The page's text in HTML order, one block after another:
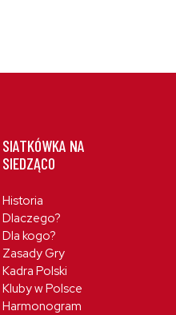
SIATKÓWKA NA
SIEDZĄCO
Historia
Dlaczego?
Dla kogo?
Zasady Gry
Kadra Polski
Kluby w Polsce
Harmonogram